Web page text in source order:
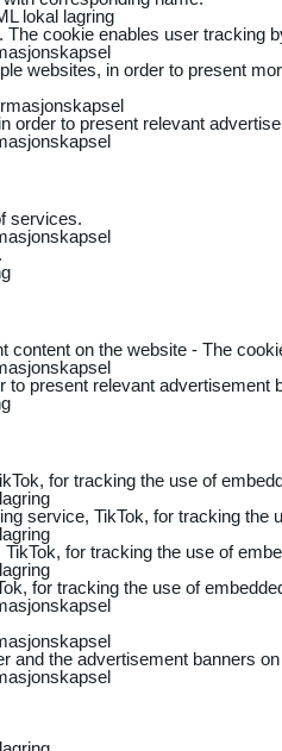
lokal lagring
cookie enables user tracking
websites, in order to present
order to present relevant
services.
content on the website - The
present relevant advertisement
for tracking the use of
service, TikTok, for tracking the
for tracking the use of
for tracking the use of
and the advertisement banners